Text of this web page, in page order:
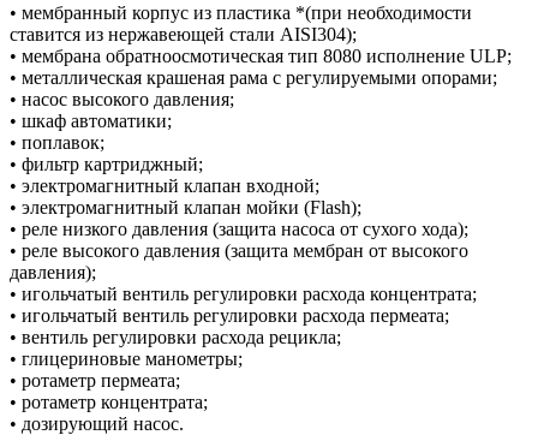
• мембранный корпус из пластика *(при необходимости
ставится из нержавеющей стали AISI304);
• мембрана обратноосмотическая тип 8080 исполнение ULP;
• металлическая крашеная рама с регулируемыми опорами;
• насос высокого давления;
• шкаф автоматики;
• поплавок;
• фильтр картриджный;
• электромагнитный клапан входной;
• электромагнитный клапан мойки (Flash);
• реле низкого давления (защита насоса от сухого хода);
• реле высокого давления (защита мембран от высокого
давления);
• игольчатый вентиль регулировки расхода концентрата;
• игольчатый вентиль регулировки расхода пермеата;
• вентиль регулировки расхода рецикла;
• глицериновые манометры;
• ротаметр пермеата;
• ротаметр концентрата;
• дозирующий насос.